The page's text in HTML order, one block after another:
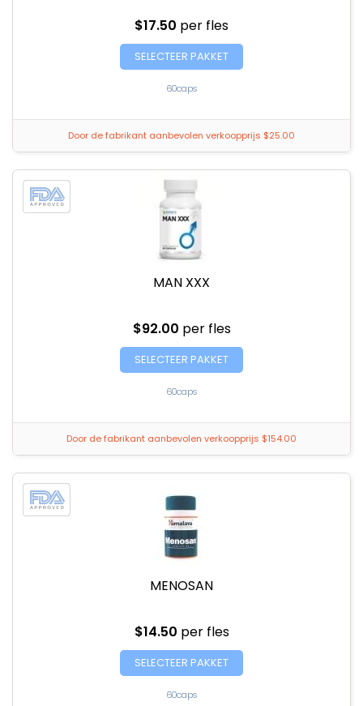
$17.50 per fles
SELECTEER PAKKET
60caps
Door de fabrikant aanbevolen verkoopprijs $25.00
MAN XXX
$92.00 per fles
SELECTEER PAKKET
60caps
Door de fabrikant aanbevolen verkoopprijs $154.00
MENOSAN
$14.50 per fles
SELECTEER PAKKET
60caps